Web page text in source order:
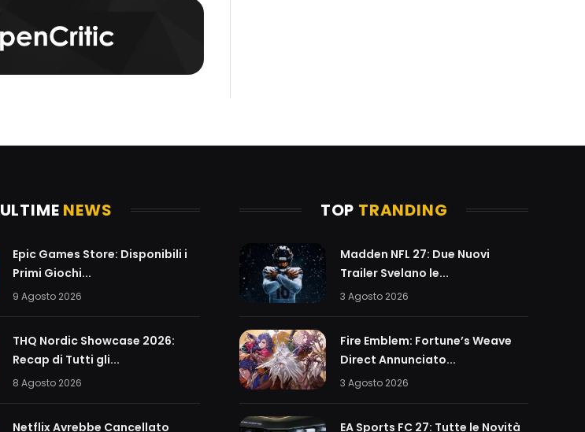
ULTIME NEWS
Epic Games Store: Disponibili i
Primi Giochi...
9 Agosto 2026
THQ Nordic Showcase 2026:
Recap di Tutti gli...
8 Agosto 2026
Netflix Avrebbe Cancellato
TOP TRANDING
Madden NFL 27: Due Nuovi
Trailer Svelano le...
3 Agosto 2026
Fire Emblem: Fortune’s Weave
Direct Annunciato...
3 Agosto 2026
EA Sports FC 27: Tutte le Novità